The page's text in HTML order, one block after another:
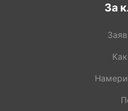
За
Намери